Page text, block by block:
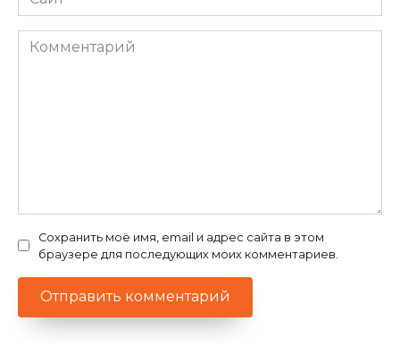
Комментарий
Сохранить моё имя, email и адрес сайта в этом
браузере для последующих моих комментариев.